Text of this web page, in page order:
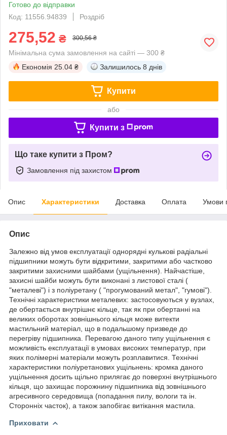
Готово до відправки
Код: 11556.94839
Роздріб
275,52 ₴ 300,56 ₴
Мінімальна сума замовлення на сайті — 300 ₴
Економія 25.04 ₴ Залишилось 8 днів
Купити
або
Купити з
Що таке купити з Пром?
Замовлення під захистом
Опис Характеристики Доставка Оплата Умови
Опис
Залежно від умов експлуатації однорядні кулькові радіальні
підшипники можуть бути відкритими, закритими або частково
закритими захисними шайбами (ущільнення). Найчастіше,
захисні шайби можуть бути виконані з листової сталі (
"металеві") і з поліуретану ( "прогумований метал", "гумові").
Технічні характеристики металевих: застосовуються у вузлах,
де обертається внутрішнє кільце, так як при обертанні на
великих оборотах зовнішнього кільця може витекти
мастильний матеріал, що в подальшому призведе до
перегріву підшипника. Перевагою даного типу ущільнення є
можливість експлуатації в умовах високих температур, при
яких полімерні матеріали можуть розплавитися. Технічні
характеристики поліуретанових ущільнень: кромка даного
ущільнення досить щільно прилягає до поверхні внутрішнього
кільця, що захищає порожнину підшипника від зовнішнього
агресивного середовища (попадання пилу, вологи та ін.
Сторонніх часток), а також запобігає витікання мастила.
Приховати